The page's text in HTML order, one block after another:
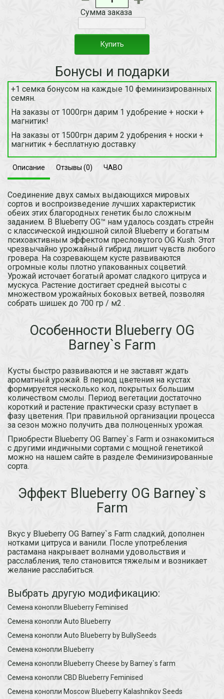
Сумма заказа
Купить
Бонусы и подарки
+1 семка бонусом на каждые 10 феминизированных
семян.
На заказы от 1000грн дарим 1 удобрение + носки +
магнитик!
На заказы от 1500грн дарим 2 удобрения + носки +
магнитик + бесплатную доставку
Описание Отзывы (0) ЧАВО
Соединение двух самых выдающихся мировых
сортов и воспроизведение лучших характеристик
обеих этих благородных генетик было сложным
заданием. В Blueberry OG™ нам удалось создать стрейн
с классической индюшной силой Blueberry и богатым
психоактивным эффектом пресловутого OG Kush. Этот
чрезвычайно урожайный гибрид лишит чувств любого
гровера. На созревающем кусте развиваются
огромные колы плотно упакованных соцветий.
Урожай источает богатый аромат сладкого цитруса и
мускуса. Растение достигает средней высоты с
множеством урожайных боковых ветвей, позволяя
собрать шишек до 700 гр / м2 .
Особенности Blueberry OG
Barney`s Farm
Кусты быстро развиваются и не заставят ждать
ароматный урожай. В период цветения на кустах
формируется несколько кол, покрытых большим
количеством смолы. Период вегетации достаточно
короткий и растение практически сразу вступает в
фазу цветения. При правильной организации процесса
за сезон можно получить два полноценных урожая.
Приобрести Blueberry OG Barney`s Farm и ознакомиться
с другими индичными сортами с мощной генетикой
можно на нашем сайте в разделе Феминизированные
сорта.
Эффект Blueberry OG Barney`s
Farm
Вкус у Blueberry OG Barney`s Farm сладкий, дополнен
нотками цитруса и ванили. После употребления
растамана накрывает волнами удовольствия и
расслабления, тело становится тяжелым и возникает
желание расслабиться.
Выбрать другую модификацию:
Семена конопли Blueberry Feminised
Семена конопли Auto Blueberry
Семена конопли Auto Blueberry by BullySeeds
Семена конопли Blueberry
Семена конопли Blueberry Cheese by Barney`s farm
Семена конопли CBD Blueberry Feminised
Семена конопли Moscow Blueberry Kalashnikov Seeds